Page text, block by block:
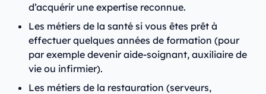
d’acquérir une expertise reconnue.
Les métiers de la santé si vous êtes prêt à
effectuer quelques années de formation (pour
par exemple devenir aide-soignant, auxiliaire de
vie ou infirmier).
Les métiers de la restauration (serveurs,